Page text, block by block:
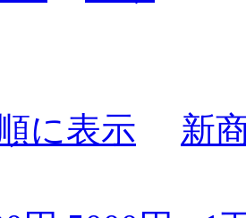
に表示
新